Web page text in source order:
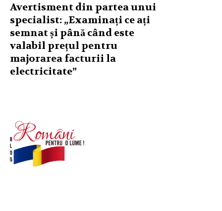
Avertisment din partea unui
specialist: „Examinați ce ați
semnat și până când este
valabil prețul pentru
majorarea facturii la
electricitate”